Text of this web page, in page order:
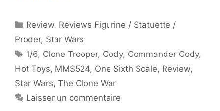
Catégories
Review, Reviews Figurine / Statuette /
Proder, Star Wars
Étiquettes
1/6, Clone Trooper, Cody, Commander Cody,
Hot Toys, MMS524, One Sixth Scale, Review,
Star Wars, The Clone War
Laisser un commentaire